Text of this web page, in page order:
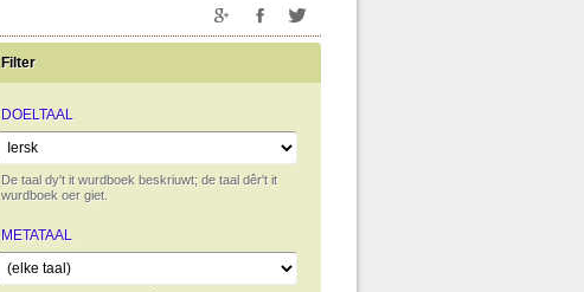
Filter
DOELTAAL
De taal dy't it wurdboek beskriuwt; de taal dêr't it
wurdboek oer giet.
METATAAL